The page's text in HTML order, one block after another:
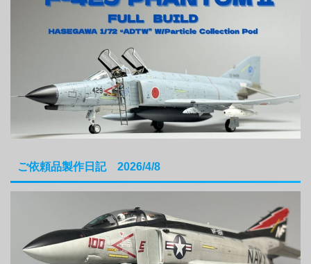
ご依頼品製作日記 2026/4/8